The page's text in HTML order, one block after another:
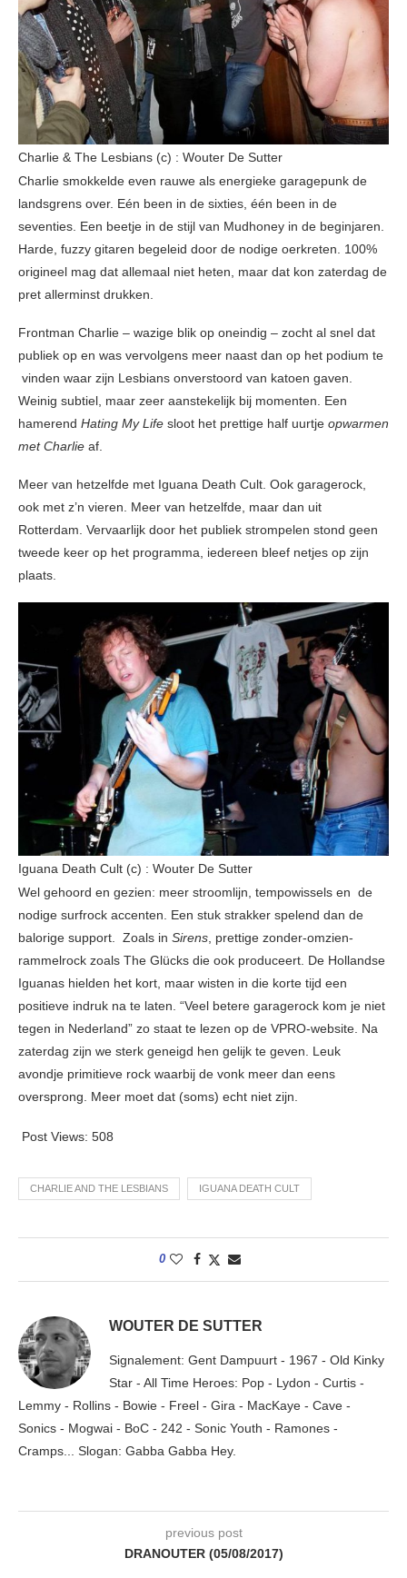
Charlie & The Lesbians (c) : Wouter De Sutter
Charlie smokkelde even rauwe als energieke garagepunk de
landsgrens over. Eén been in de sixties, één been in de
seventies. Een beetje in de stijl van Mudhoney in de beginjaren.
Harde, fuzzy gitaren begeleid door de nodige oerkreten. 100%
origineel mag dat allemaal niet heten, maar dat kon zaterdag de
pret allerminst drukken.
Frontman Charlie – wazige blik op oneindig – zocht al snel dat
publiek op en was vervolgens meer naast dan op het podium te
vinden waar zijn Lesbians onverstoord van katoen gaven.
Weinig subtiel, maar zeer aanstekelijk bij momenten. Een
hamerend Hating My Life sloot het prettige half uurtje opwarmen
met Charlie af.
Meer van hetzelfde met Iguana Death Cult. Ook garagerock,
ook met z’n vieren. Meer van hetzelfde, maar dan uit
Rotterdam. Vervaarlijk door het publiek strompelen stond geen
tweede keer op het programma, iedereen bleef netjes op zijn
plaats.
Iguana Death Cult (c) : Wouter De Sutter
Wel gehoord en gezien: meer stroomlijn, tempowissels en de
nodige surfrock accenten. Een stuk strakker spelend dan de
balorige support. Zoals in Sirens, prettige zonder-omzien-
rammelrock zoals The Glücks die ook produceert. De Hollandse
Iguanas hielden het kort, maar wisten in die korte tijd een
positieve indruk na te laten. “Veel betere garagerock kom je niet
tegen in Nederland” zo staat te lezen op de VPRO-website. Na
zaterdag zijn we sterk geneigd hen gelijk te geven. Leuk
avondje primitieve rock waarbij de vonk meer dan eens
oversprong. Meer moet dat (soms) echt niet zijn.
Post Views: 508
CHARLIE AND THE LESBIANS IGUANA DEATH CULT
0
WOUTER DE SUTTER
Signalement: Gent Dampuurt - 1967 - Old Kinky
Star - All Time Heroes: Pop - Lydon - Curtis -
Lemmy - Rollins - Bowie - Freel - Gira - MacKaye - Cave -
Sonics - Mogwai - BoC - 242 - Sonic Youth - Ramones -
Cramps... Slogan: Gabba Gabba Hey.
previous post
DRANOUTER (05/08/2017)